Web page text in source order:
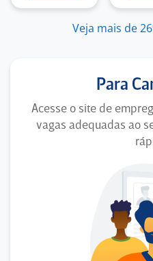
Veja mais de
Para
Acesse o site de
vagas adequadas ao